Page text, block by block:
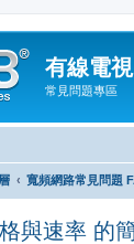
有線電
常見問題專區
寬頻網路常見問題
與速率 的